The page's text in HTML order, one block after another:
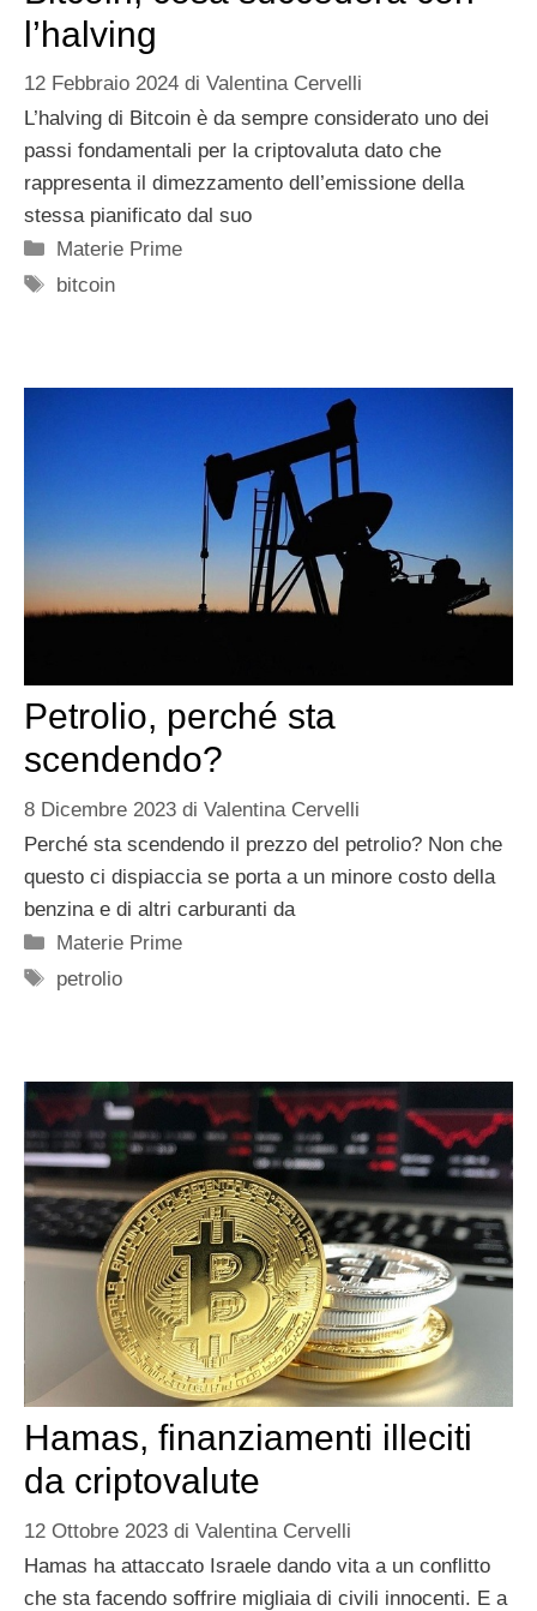
l’halving
12 Febbraio 2024 di Valentina Cervelli
L’halving di Bitcoin è da sempre considerato uno dei
passi fondamentali per la criptovaluta dato che
rappresenta il dimezzamento dell’emissione della
stessa pianificato dal suo
Categorie
Materie Prime
Tag
bitcoin
Petrolio, perché sta
scendendo?
8 Dicembre 2023 di Valentina Cervelli
Perché sta scendendo il prezzo del petrolio? Non che
questo ci dispiaccia se porta a un minore costo della
benzina e di altri carburanti da
Categorie
Materie Prime
Tag
petrolio
Hamas, finanziamenti illeciti
da criptovalute
12 Ottobre 2023 di Valentina Cervelli
Hamas ha attaccato Israele dando vita a un conflitto
che sta facendo soffrire migliaia di civili innocenti. E a